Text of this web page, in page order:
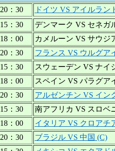
20：30
ドイツ VS アイルラン
15：30
デンマーク VS セネガ
18：00
カメルーン VS サウジ
20：30
フランス VS ウルグア
15：30
スウェーデン VS ナイ
18：00
スペイン VS パラグア
20：30
アルゼンチン VS イン
15：30
南アフリカ VS スロベ
18：00
イタリア VS クロアチ
20：30
ブラジル VS 中国 (C)